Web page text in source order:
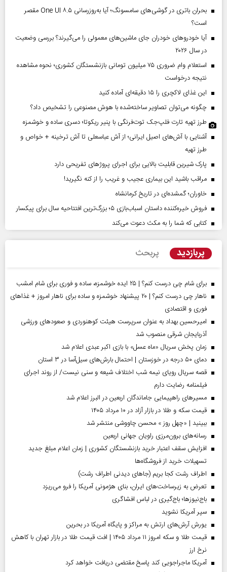
بحران باتری در گوشی‌های سامسونگ؛ آیا به‌روزرسانی One UI ۸.۵ مقصر
است؟
آیا خودروهای خودران جای ماشین‌های معمولی را می‌گیرند؟ بررسی وضعیت
در سال ۲۰۲۶
استعلام وام ضروری ۷۵ میلیون تومانی بازنشستگان کشوری؛ نحوه مشاهده
نتیجه درخواست
این غذای لاکچری را ۱۵ دقیقه‌ای آماده کنید
چگونه می‌توان تصاویر ساخته‌شده با هوش مصنوعی را تشخیص داد؟
طرز تهیه تارت فلپ‌جک توت‌فرنگی با پنیر ریکوتا؛ دسری ساده و خوشمزه
آشنایی با آش‌های اصیل ایرانی؛ از آش عباسعلی تا آش ترخینه + خواص و
طرز تهیه
پارک شیرین قابلیت‌ بالایی برای اجرای پروژهای تفریحی دارد
مراقب باشید این بیماری عجیب و غریب را از کنه نگیرید!
خاوران؛ گمشده‌ای در تاریخ کرمانشاه
فروش خیره‌کننده داستان اسباب‌بازی ۵؛ بزرگ‌ترین افتتاحیه سال برای پیکسار
کتابی که شما را به مکث دعوت می‌کند
پربازدید پربحث
برای شام چی درست کنم؟ | ۲۵ ایده خوشمزه، ساده و فوری برای شام امشب
ناهار چی درست کنم؟ | ۲۰ پیشنهاد خوشمزه و ساده برای ناهار امروز + غذاهای
فوری و اقتصادی
امیرحسین بهداد به عنوان سرپرست هیئت کوهنوردی و صعودهای ورزشی
آذربایجان شرقی منصوب شد
زمان پخش سریال «ماه عسل» با بازی اکبر عبدی اعلام شد
دمای ۵۰ درجه در خوزستان | احتمال بارش‌های سیل‌آسا در ۳ استان
قصه سریال رویای نیمه شب اختلاف شیعه و سنی نیست/ از روند اجرای
فیلمنامه رضایت دارم
مسیر‌های راهپیمایی جاماندگان اربعین در البرز اعلام شد
قیمت سکه و طلا در بازار آزاد در ۱۰ مرداد ۱۴۰۵
ببینید | «چهل روز » محسن چاووشی منتشر شد
رسانه‌های برون‌مرزی راویان جهانی اربعین
افزایش سقف اعتبار خرید بازنشستگان کشوری | زمان اعلام مبلغ جدید
تسهیلات خرید از فروشگاه‌ها
اطراف رشت کجا بریم (جاهای دیدنی اطراف رشت)
تعرض به زیرساخت‌های ایران، بنای هژمونی آمریکا را فرو می‌ریزد
باج‌نیوزها؛ باج‌گیری در لباس افشاگری
سپر آمریکا نشوید
یورش آرش‌های ارتش به مراکز و پایگاه‌ آمریکا در بحرین
قیمت طلا و سکه امروز ۱۱ مرداد ۱۴۰۵ | افت قیمت طلا در بازار تهران با کاهش
نرخ ارز
آمریکا ماجراجویی کند پاسخ مقتضی دریافت خواهد کرد